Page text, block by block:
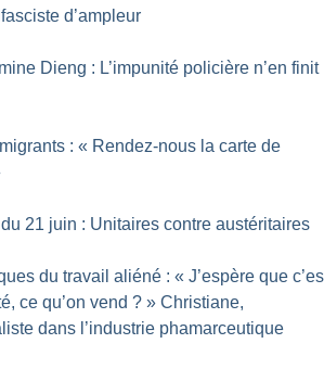
d’ampleur
Dieng : L’impunité policière n’en finit
: « Rendez-nous la carte de
21 juin : Unitaires contre austéritaires
du travail aliéné : « J’espère que
ce qu’on vend ? » Christiane,
dans l’industrie phamarceutique